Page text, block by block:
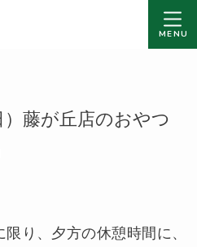
MENU
）藤が丘店のおやつ
り、夕方の休憩時間に、